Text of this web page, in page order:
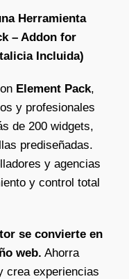
Herramienta
– Addon for
Incluida)
Element Pack,
y profesionales
de 200 widgets,
prediseñadas.
y agencias
y control total
se convierte en
web. Ahorra
crea experiencias